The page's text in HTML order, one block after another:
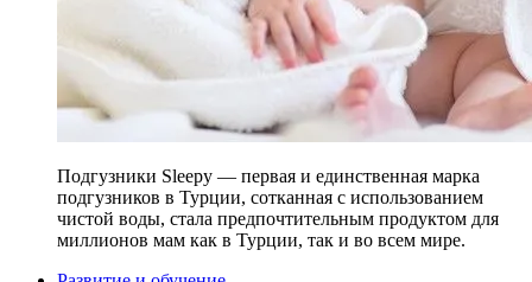
Подгузники Sleepy — первая и единственная марка
подгузников в Турции, сотканная с использованием
чистой воды, стала предпочтительным продуктом для
миллионов мам как в Турции, так и во всем мире.